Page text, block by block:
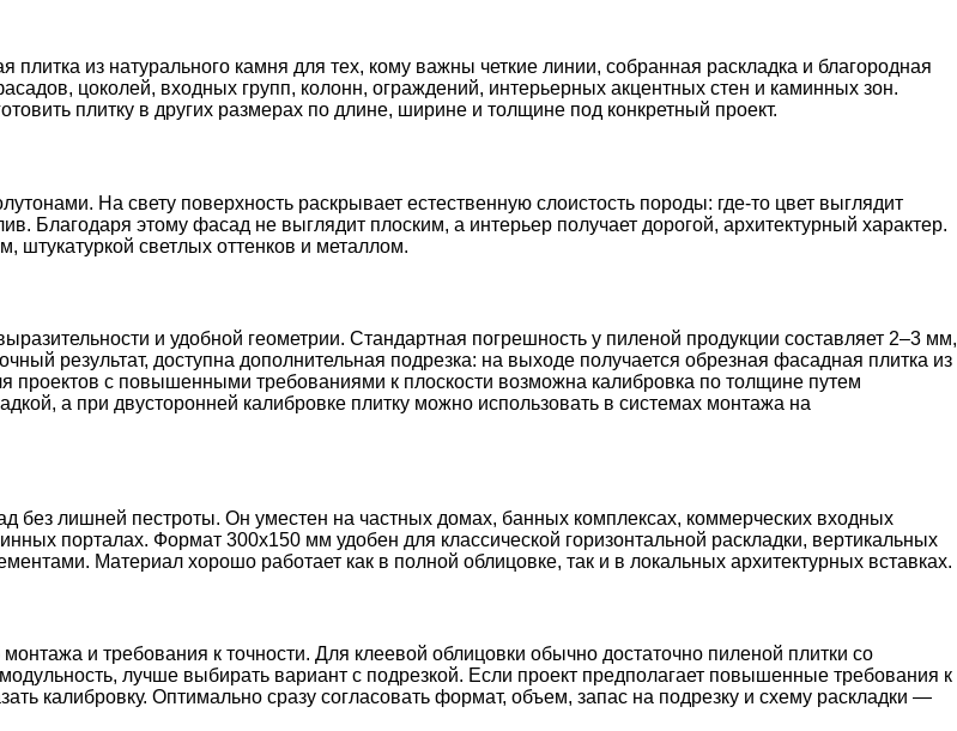
из натурального камня для тех, кому важны четкие линии, собранная раскладка и благородная
цоколей, входных групп, колонн, ограждений, интерьерных акцентных стен и каминных зон.
плитку в других размерах по длине, ширине и толщине под конкретный проект.
На свету поверхность раскрывает естественную слоистость породы: где-то цвет выглядит
Благодаря этому фасад не выглядит плоским, а интерьер получает дорогой, архитектурный характер.
штукатуркой светлых оттенков и металлом.
и удобной геометрии. Стандартная погрешность у пиленой продукции составляет 2–3 мм,
результат, доступна дополнительная подрезка: на выходе получается обрезная фасадная плитка из
с повышенными требованиями к плоскости возможна калибровка по толщине путем
а при двусторонней калибровке плитку можно использовать в системах монтажа на
лишней пестроты. Он уместен на частных домах, банных комплексах, коммерческих входных
порталах. Формат 300х150 мм удобен для классической горизонтальной раскладки, вертикальных
Материал хорошо работает как в полной облицовке, так и в локальных архитектурных вставках.
и требования к точности. Для клеевой облицовки обычно достаточно пиленой плитки со
лучше выбирать вариант с подрезкой. Если проект предполагает повышенные требования к
калибровку. Оптимально сразу согласовать формат, объем, запас на подрезку и схему раскладки —